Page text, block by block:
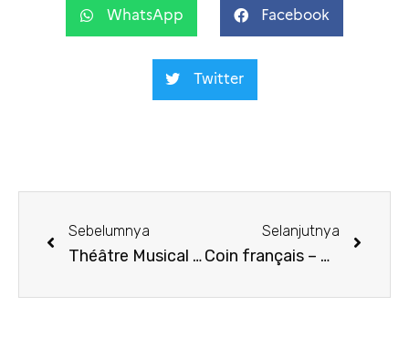
WhatsApp Facebook
Twitter
Sebelumnya
Théâtre Musical « C’est La Vida »
Selanjutnya
Coin français – mars 2025